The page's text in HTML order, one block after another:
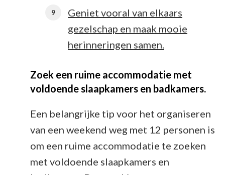
Geniet vooral van elkaars
gezelschap en maak mooie
herinneringen samen.
Zoek een ruime accommodatie met
voldoende slaapkamers en badkamers.
Een belangrijke tip voor het organiseren
van een weekend weg met 12 personen is
om een ruime accommodatie te zoeken
met voldoende slaapkamers en